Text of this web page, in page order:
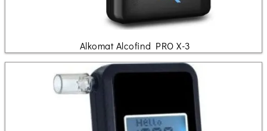
Alkomat Alcofind PRO X-3